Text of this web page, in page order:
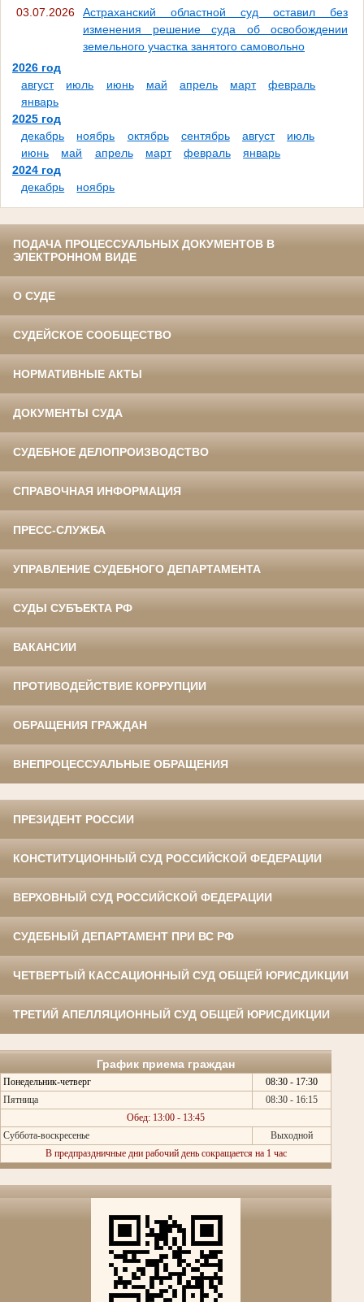
03.07.2026
Астраханский областной суд оставил без
изменения решение суда об освобождении
земельного участка занятого самовольно
2026 год
август
июль июнь май апрель март
февраль
январь
2025 год
декабрь
ноябрь октябрь сентябрь август
июль
июнь
май апрель март февраль
январь
2024 год
декабрь
ноябрь
ПОДАЧА ПРОЦЕССУАЛЬНЫХ ДОКУМЕНТОВ В
ЭЛЕКТРОННОМ ВИДЕ
О СУДЕ
СУДЕЙСКОЕ СООБЩЕСТВО
НОРМАТИВНЫЕ АКТЫ
ДОКУМЕНТЫ СУДА
СУДЕБНОЕ ДЕЛОПРОИЗВОДСТВО
СПРАВОЧНАЯ ИНФОРМАЦИЯ
ПРЕСС-СЛУЖБА
УПРАВЛЕНИЕ СУДЕБНОГО ДЕПАРТАМЕНТА
СУДЫ СУБЪЕКТА РФ
ВАКАНСИИ
ПРОТИВОДЕЙСТВИЕ КОРРУПЦИИ
ОБРАЩЕНИЯ ГРАЖДАН
ВНЕПРОЦЕССУАЛЬНЫЕ ОБРАЩЕНИЯ
ПРЕЗИДЕНТ РОССИИ
КОНСТИТУЦИОННЫЙ СУД РОССИЙСКОЙ ФЕДЕРАЦИИ
ВЕРХОВНЫЙ СУД РОССИЙСКОЙ ФЕДЕРАЦИИ
СУДЕБНЫЙ ДЕПАРТАМЕНТ ПРИ ВС РФ
ЧЕТВЕРТЫЙ КАССАЦИОННЫЙ СУД ОБЩЕЙ ЮРИСДИКЦИИ
ТРЕТИЙ АПЕЛЛЯЦИОННЫЙ СУД ОБЩЕЙ ЮРИСДИКЦИИ
График приема граждан
Понедельник-четверг
08:30 - 17:30
Пятница
08:30 - 16:15
Обед: 13:00 - 13:45
Суббота-воскресенье
Выходной
В предпраздничные дни рабочий день сокращается на 1 час